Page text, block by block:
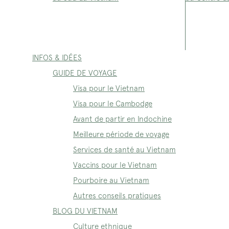
INFOS & IDÉES
GUIDE DE VOYAGE
Visa pour le Vietnam
Visa pour le Cambodge
Avant de partir en Indochine
Meilleure période de voyage
Services de santé au Vietnam
Vaccins pour le Vietnam
Pourboire au Vietnam
Autres conseils pratiques
BLOG DU VIETNAM
Culture ethnique